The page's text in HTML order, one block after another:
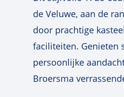
de Veluwe, aan de
door prachtige
faciliteiten. Genieten
persoonlijke
Broersma